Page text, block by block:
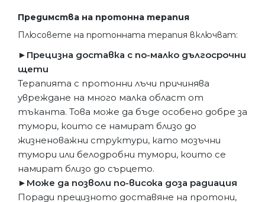
Предимства на протонна терапия
Плюсовете на протонната терапия включват:
►Прецизна доставка с по-малко дългосрочни
щети
Терапията с протонни лъчи причинява
увреждане на много малка област от
тъканта. Това може да бъде особено добре за
тумори, които се намират близо до
жизненоважни структури, като мозъчни
тумори или белодробни тумори, които се
намират близо до сърцето.
►Може да позволи по-висока доза радиация
Поради прецизното доставяне на протони,